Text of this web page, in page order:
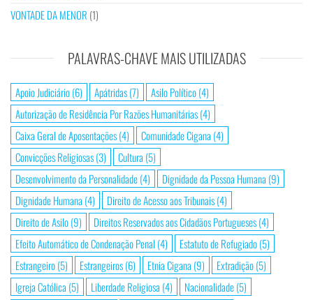
VONTADE DA MENOR (1)
PALAVRAS-CHAVE MAIS UTILIZADAS
Apoio Judiciário(6) Apátridas(7) Asilo Político(4)
Autorização de Residência Por Razões Humanitárias(4)
Caixa Geral de Aposentações(4) Comunidade Cigana (4)
Convicções Religiosas(3) Cultura (5)
Desenvolvimento da Personalidade(4) Dignidade da Pessoa Humana (9)
Dignidade Humana (4) Direito de Acesso aos Tribunais(4)
Direito de Asilo(9) Direitos Reservados aos Cidadãos Portugueses(4)
Efeito Automático de Condenação Penal (4) Estatuto de Refugiado(5)
Estrangeiro(5) Estrangeiros(6) Etnia Cigana (9) Extradição(5)
Igreja Católica (5) Liberdade Religiosa (4) Nacionalidade(5)